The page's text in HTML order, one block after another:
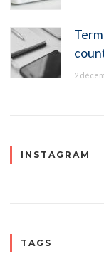
2
INSTAGRAM
TAGS